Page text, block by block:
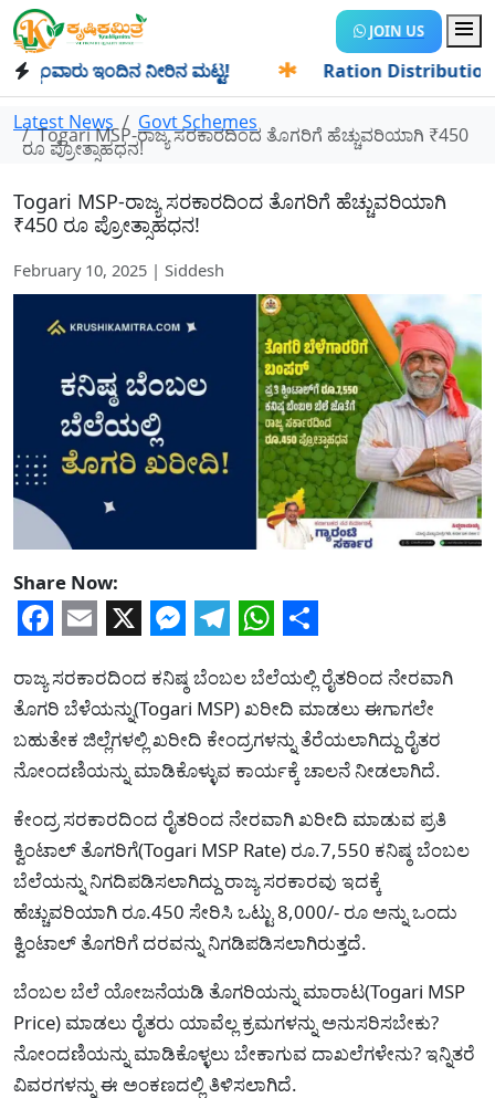
JOIN US
ಇಂದಿನ ನೀರಿನ ಮಟ್ಟ! Ration Distribution-
Latest News Govt Schemes
Togari MSP-ರಾಜ್ಯ ಸರಕಾರದಿಂದ ತೊಗರಿಗೆ ಹೆಚ್ಚುವರಿಯಾಗಿ ₹450
ರೂ ಪ್ರೋತ್ಸಾಹಧನ!
Togari MSP-ರಾಜ್ಯ ಸರಕಾರದಿಂದ ತೊಗರಿಗೆ ಹೆಚ್ಚುವರಿಯಾಗಿ
₹450 ರೂ ಪ್ರೋತ್ಸಾಹಧನ!
February 10, 2025 | Siddesh
Share Now:
Facebook
Email
X Messenger
Telegram
WhatsApp
Share
ರಾಜ್ಯ ಸರಕಾರದಿಂದ ಕನಿಷ್ಠ ಬೆಂಬಲ ಬೆಲೆಯಲ್ಲಿ ರೈತರಿಂದ ನೇರವಾಗಿ
ತೊಗರಿ ಬೆಳೆಯನ್ನು(Togari MSP) ಖರೀದಿ ಮಾಡಲು ಈಗಾಗಲೇ
ಬಹುತೇಕ ಜಿಲ್ಲೆಗಳಲ್ಲಿ ಖರೀದಿ ಕೇಂದ್ರಗಳನ್ನು ತೆರೆಯಲಾಗಿದ್ದು ರೈತರ
ನೋಂದಣಿಯನ್ನು ಮಾಡಿಕೊಳ್ಳುವ ಕಾರ್ಯಕ್ಕೆ ಚಾಲನೆ ನೀಡಲಾಗಿದೆ.
ಕೇಂದ್ರ ಸರಕಾರದಿಂದ ರೈತರಿಂದ ನೇರವಾಗಿ ಖರೀದಿ ಮಾಡುವ ಪ್ರತಿ
ಕ್ವಿಂಟಾಲ್ ತೊಗರಿಗೆ(Togari MSP Rate) ರೂ.7,550 ಕನಿಷ್ಠ ಬೆಂಬಲ
ಬೆಲೆಯನ್ನು ನಿಗದಿಪಡಿಸಲಾಗಿದ್ದು ರಾಜ್ಯ ಸರಕಾರವು ಇದಕ್ಕೆ
ಹೆಚ್ಚುವರಿಯಾಗಿ ರೂ.450 ಸೇರಿಸಿ ಒಟ್ಟು 8,000/- ರೂ ಅನ್ನು ಒಂದು
ಕ್ವಿಂಟಾಲ್ ತೊಗರಿಗೆ ದರವನ್ನು ನಿಗಡಿಪಡಿಸಲಾಗಿರುತ್ತದೆ.
ಬೆಂಬಲ ಬೆಲೆ ಯೋಜನೆಯಡಿ ತೊಗರಿಯನ್ನು ಮಾರಾಟ(Togari MSP
Price) ಮಾಡಲು ರೈತರು ಯಾವೆಲ್ಲ ಕ್ರಮಗಳನ್ನು ಅನುಸರಿಸಬೇಕು?
ನೋಂದಣಿಯನ್ನು ಮಾಡಿಕೊಳ್ಳಲು ಬೇಕಾಗುವ ದಾಖಲೆಗಳೇನು? ಇನ್ನಿತರೆ
ವಿವರಗಳನ್ನು ಈ ಅಂಕಣದಲ್ಲಿ ತಿಳಿಸಲಾಗಿದೆ.